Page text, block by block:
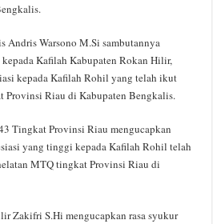
Andris Warsono M.Si sambutannya
Kafilah Kabupaten Rokan Hilir,
kepada Kafilah Rohil yang telah ikut
Provinsi Riau di Kabupaten Bengkalis.
Tingkat Provinsi Riau mengucapkan
yang tinggi kepada Kafilah Rohil telah
MTQ tingkat Provinsi Riau di
Zakifri S.Hi mengucapkan rasa syukur